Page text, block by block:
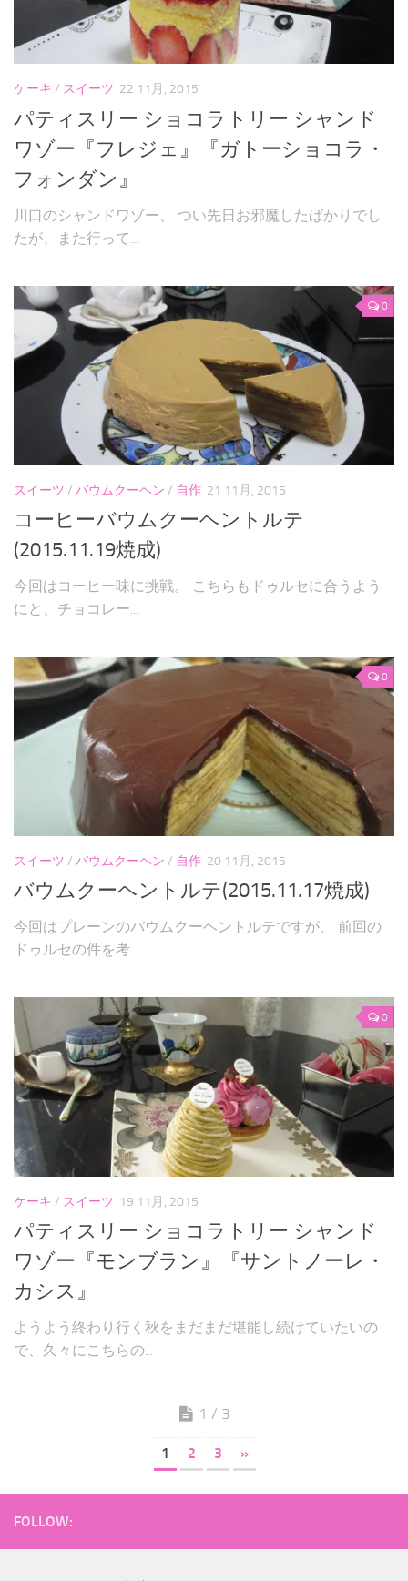
ケーキ / スイーツ 22 11月, 2015
パティスリー ショコラトリー シャンド
ワゾー『フレジェ』『ガトーショコラ・
フォンダン』
川口のシャンドワゾー、 つい先日お邪魔したばかりでし
たが、また行って...
0
スイーツ / バウムクーヘン / 自作 21 11月, 2015
コーヒーバウムクーヘントルテ
(2015.11.19焼成)
今回はコーヒー味に挑戦。 こちらもドゥルセに合うよう
にと、チョコレー...
0
スイーツ / バウムクーヘン / 自作 20 11月, 2015
バウムクーヘントルテ(2015.11.17焼成)
今回はプレーンのバウムクーヘントルテですが、 前回の
ドゥルセの件を考...
0
ケーキ / スイーツ 19 11月, 2015
パティスリー ショコラトリー シャンド
ワゾー『モンブラン』『サントノーレ・
カシス』
ようよう終わり行く秋をまだまだ堪能し続けていたいの
で、久々にこちらの...
1 / 3
1 2 3 »
FOLLOW: